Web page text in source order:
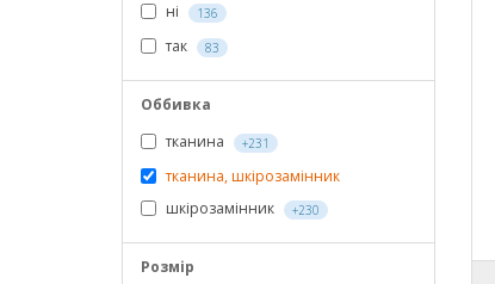
ні
136
так 83
Оббивка
тканина
+231
тканина, шкірозамінник
шкірозамінник
+230
Розмір